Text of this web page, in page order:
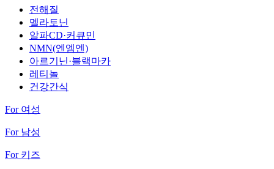
전해질
멜라토닌
알파CD·커큐민
NMN(엔엠엔)
아르기닌·블랙마카
레티놀
건강간식
For 여성
For 남성
For 키즈